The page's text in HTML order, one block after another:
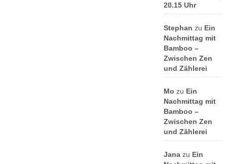
20.15 Uhr
Stephan zu Ein
Nachmittag mit
Bamboo –
Zwischen Zen
und Zählerei
Mo zu Ein
Nachmittag mit
Bamboo –
Zwischen Zen
und Zählerei
Janazu Ein